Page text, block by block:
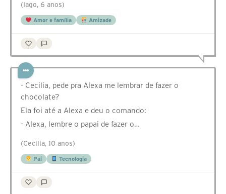
(Iago, 6 anos)
Amor e família Amizade
- Cecilia, pede pra Alexa me lembrar de fazer o
chocolate?
Ela foi até a Alexa e deu o comando:
- Alexa, lembre o papai de fazer o…
(Cecilia, 10 anos)
Pai Tecnologia